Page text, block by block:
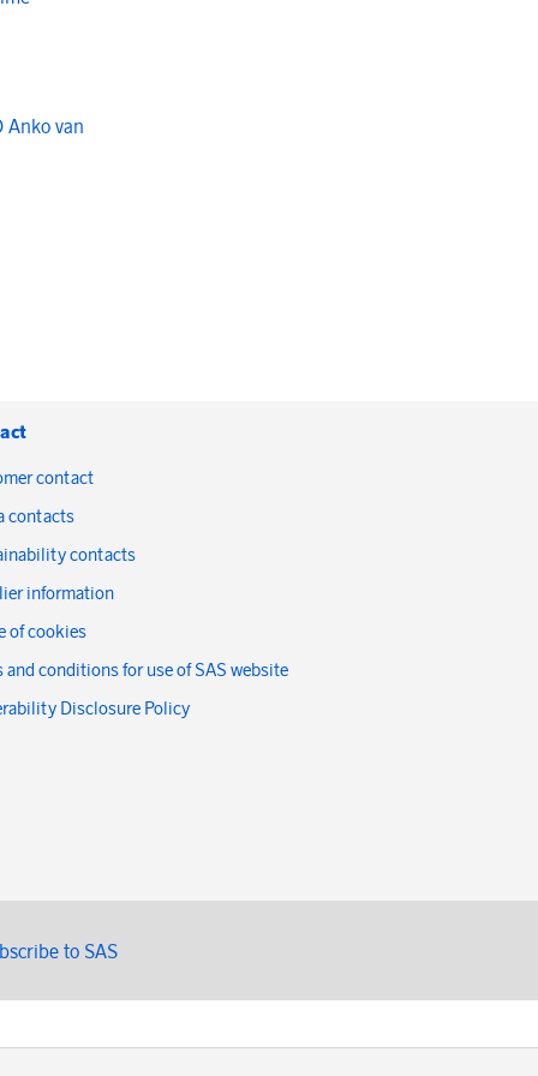
Anko van
contact
contacts
contacts
information
of cookies
and conditions for use of SAS website
Disclosure Policy
to SAS